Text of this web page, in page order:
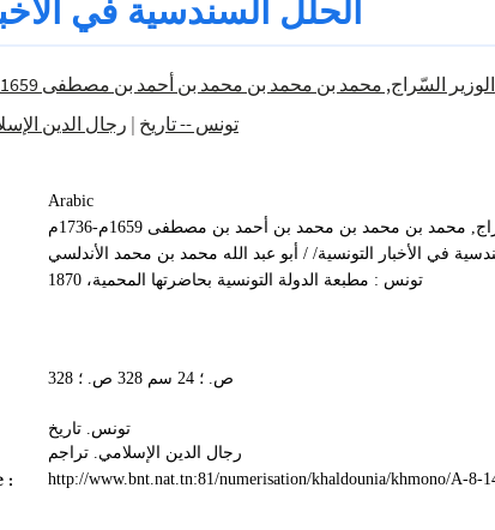
الحلل السندسية في
الوزير السّراج, محمد بن محمد بن محمد بن أحمد بن مصطفى 1659م-1736م
تونس -- تاريخ | رجال الدين
Arabic
محمد بن محمد بن محمد بن أحمد بن مصطفى 1659م-1736م
في الأخبار التونسية/ / أبو عبد الله محمد بن محمد الأندلسي
تونس : مطبعة الدولة التونسية بحاضرتها المحمية، 1870
328 ص. ؛ 24 سم 328 ص. ؛
تونس. تاريخ
رجال الدين الإسلامي. تراجم
: http://www.bnt.nat.tn:81/numerisation/khaldounia/khmono/A-8-